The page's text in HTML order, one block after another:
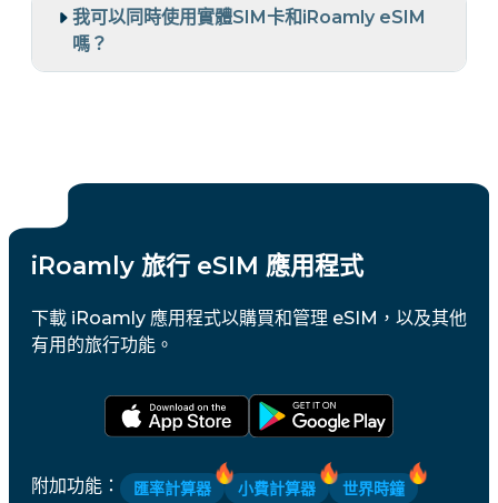
我可以同時使用實體SIM卡和iRoamly eSIM
嗎？
iRoamly 旅行 eSIM 應用程式
下載 iRoamly 應用程式以購買和管理 eSIM，以及其他
有用的旅行功能。
附加功能 ： 匯率計算器 小費計算器 世界時鐘